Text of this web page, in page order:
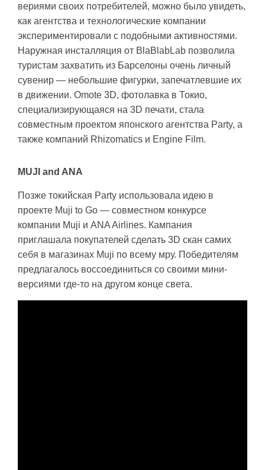
вериями своих потребителей, можно было увидеть,
как агентства и технологические компании
экспериментировали с подобными активностями.
Наружная инсталляция от BlaBlabLab позволила
туристам захватить из Барселоны очень личный
сувенир — небольшие фигурки, запечатлевшие их
в движении. Omote 3D, фотолавка в Токио,
специализирующаяся на 3D печати, стала
совместным проектом японского агентства Party, а
также компаний Rhizomatics и Engine Film.
MUJI and ANA
Позже токийская Party использовала идею в
проекте Muji to Go — совместном конкурсе
компании Muji и ANA Airlines. Кампания
приглашала покупателей сделать 3D скан самих
себя в магазинах Muji по всему мру. Победителям
предлагалось воссоединиться со своими мини-
версиями где-то на другом конце света.